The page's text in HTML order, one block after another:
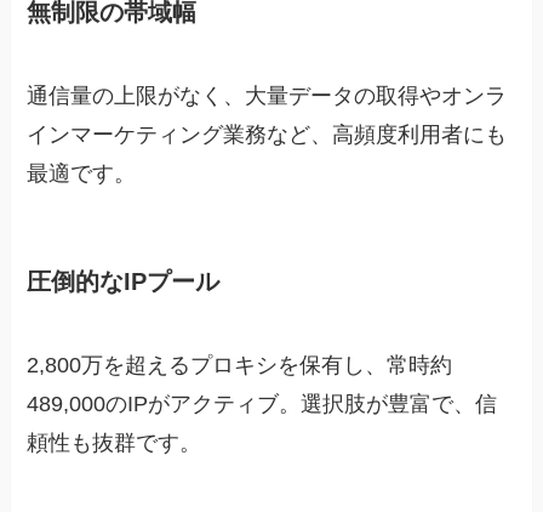
無制限の帯域幅
通信量の上限がなく、大量データの取得やオンラ
インマーケティング業務など、高頻度利用者にも
最適です。
圧倒的なIPプール
2,800万を超えるプロキシを保有し、常時約
489,000のIPがアクティブ。選択肢が豊富で、信
頼性も抜群です。